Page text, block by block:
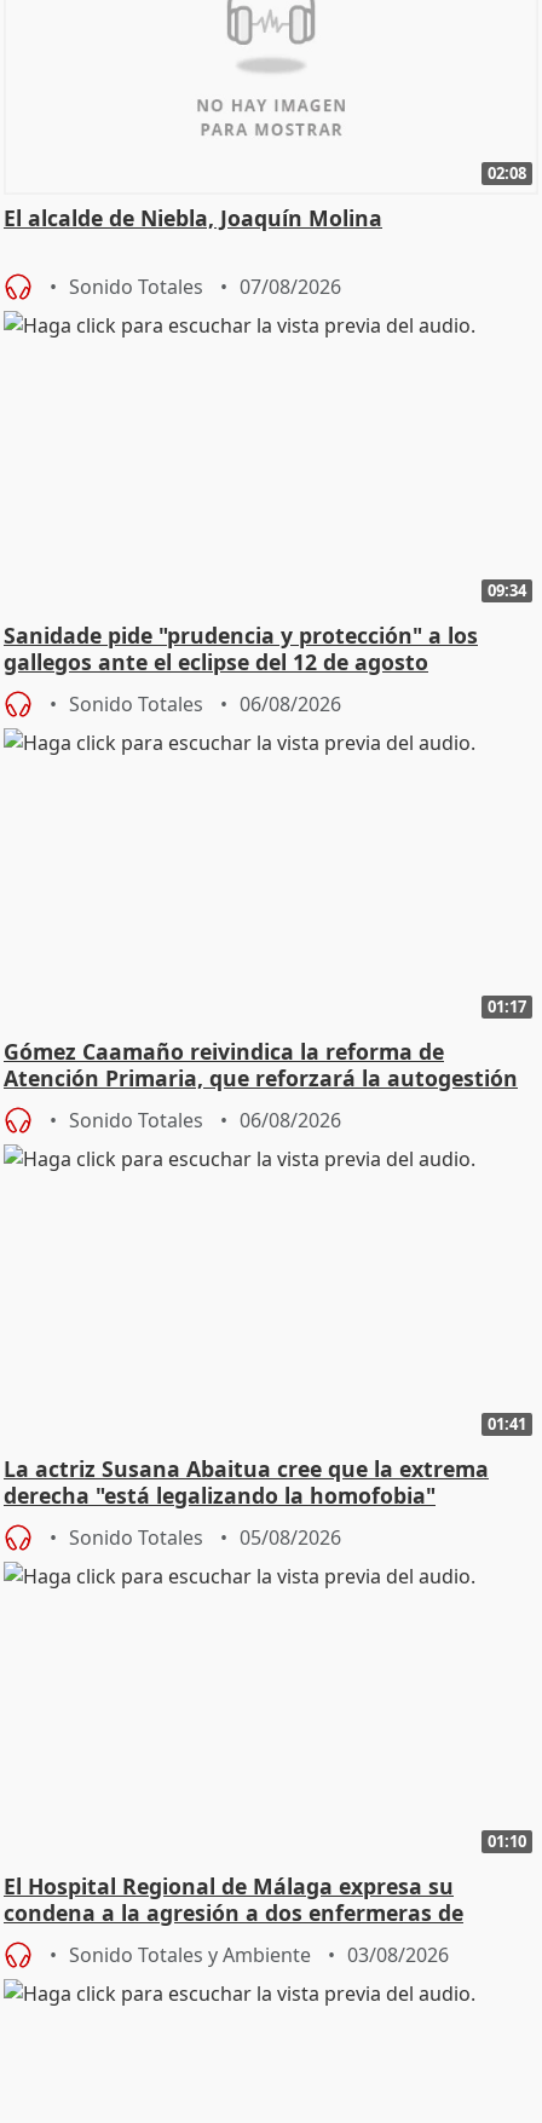
02:08
El alcalde de Niebla, Joaquín Molina
Sonido Totales 07/08/2026
09:34
Sanidade pide "prudencia y protección" a los
gallegos ante el eclipse del 12 de agosto
Sonido Totales 06/08/2026
01:17
Gómez Caamaño reivindica la reforma de
Atención Primaria, que reforzará la autogestión
Sonido Totales 06/08/2026
01:41
La actriz Susana Abaitua cree que la extrema
derecha "está legalizando la homofobia"
Sonido Totales 05/08/2026
01:10
El Hospital Regional de Málaga expresa su
condena a la agresión a dos enfermeras de
Urgencias
Sonido Totales y Ambiente 03/08/2026